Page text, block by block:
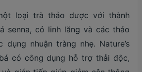
loại trà thảo dược với thành
senna, cỏ linh lăng và các thảo
nhuận tràng nhẹ. Nature’s
có công dụng hỗ trợ thải độc,